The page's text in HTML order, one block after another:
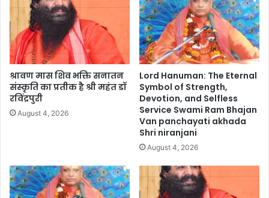
श्रावण मास शिव भक्ति सनातन
संस्कृति का प्रतीक है श्री महंत डॉ
रविंद्रपुरी
August 4, 2026
Lord Hanuman: The Eternal
Symbol of Strength,
Devotion, and Selfless
Service Swami Ram Bhajan
Van panchayati akhada
Shri niranjani
August 4, 2026